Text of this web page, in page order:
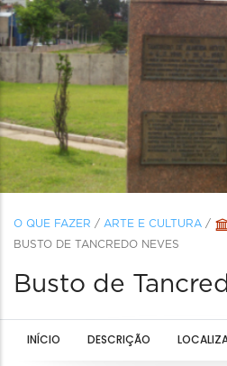
O QUE FAZER / ARTE E CULTURA /
BUSTO DE TANCREDO NEVES
Busto de
INÍCIO DESCRIÇÃO